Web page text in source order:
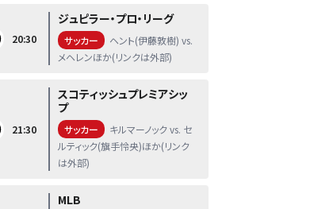
20:30
ジュピラー・プロ・リーグ
サッカー
ヘント(伊藤敦樹) vs.
メヘレンほか(リンクは外部)
21:30
スコティッシュプレミアシッ
プ
サッカー
キルマーノック vs. セ
ルティック(旗手怜央)ほか(リンク
は外部)
MLB